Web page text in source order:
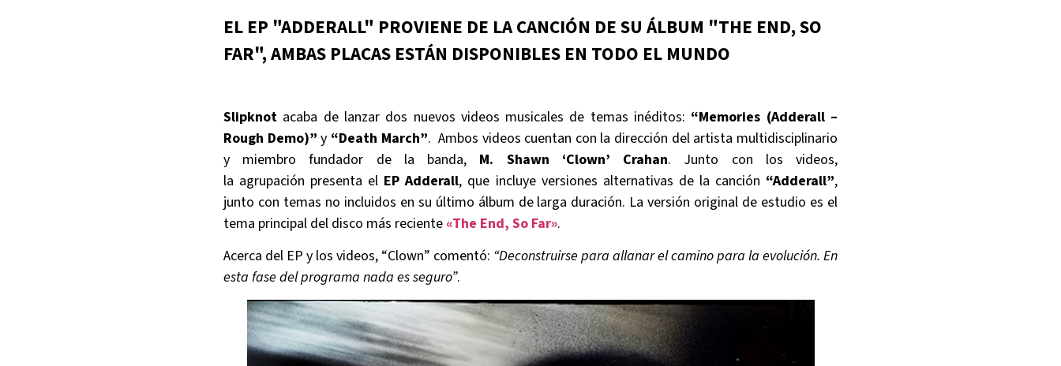
EL EP "ADDERALL" PROVIENE DE LA CANCIÓN DE SU ÁLBUM "THE END, SO
FAR", AMBAS PLACAS ESTÁN DISPONIBLES EN TODO EL MUNDO
Slipknot acaba de lanzar dos nuevos videos musicales de temas inéditos: “Memories (Adderall –
Rough Demo)” y “Death March”. Ambos videos cuentan con la dirección del artista multidisciplinario
y miembro fundador de la banda, M. Shawn ‘Clown’ Crahan. Junto con los videos,
la agrupación presenta el EP Adderall, que incluye versiones alternativas de la canción “Adderall”,
junto con temas no incluidos en su último álbum de larga duración. La versión original de estudio es el
tema principal del disco más reciente «The End, So Far».
Acerca del EP y los videos, “Clown” comentó: “Deconstruirse para allanar el camino para la evolución. En
esta fase del programa nada es seguro”.